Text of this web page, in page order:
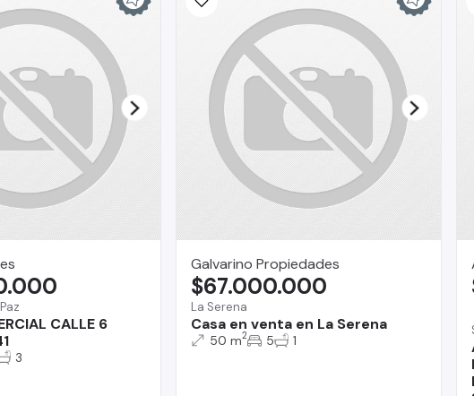
CALLE 6
3
Galvarino Propiedades
La Serena
Casa en venta en La Serena
$67.000.000
50 m2 5 1